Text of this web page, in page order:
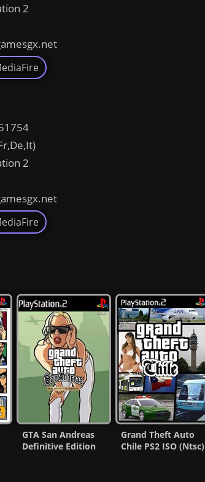
2
2
GTA San Andreas
Definitive Edition
Grand Theft Auto
Chile PS2 ISO (Ntsc)